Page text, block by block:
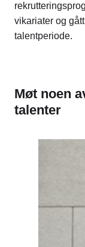
vikariater og
talentperiode.
Møt noen
talenter